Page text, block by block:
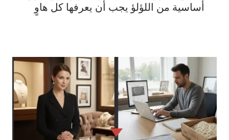
أساسية من اللؤلؤ يجب أن يعرفها كل هاوٍ